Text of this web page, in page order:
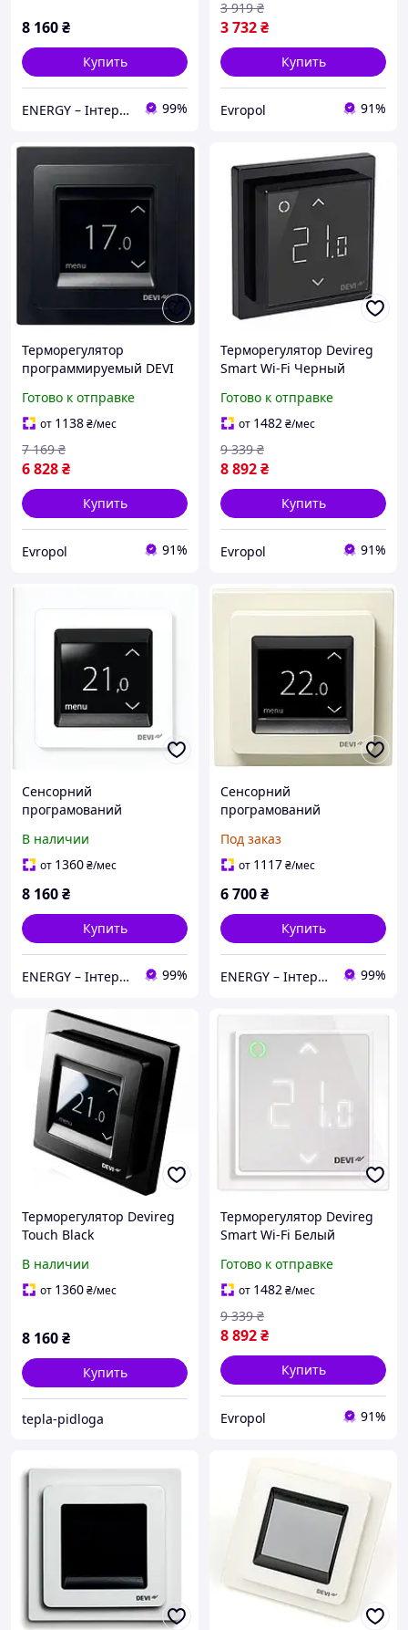
8 160₴
Купить
ENERGY – Інтернет-магазин електротоварів 99%
3 732₴
3 919 ₴
Купить
Evropol 91%
Терморегулятор
программируемый DEVI
Готово к отправке
от 1138₴/мес
6 828₴
7 169 ₴
Купить
Evropol 91%
Терморегулятор Devireg
Smart Wi-Fi Черный
Готово к отправке
от 1482₴/мес
8 892₴
9 339 ₴
Купить
Evropol 91%
Сенсорний
програмований
Touch White
В наличии
от 1360₴/мес
8 160₴
Купить
ENERGY – Інтернет-магазин електротоварів 99%
Сенсорний
програмований
Touch Ivory
Под заказ
от 1117₴/мес
6 700₴
Купить
ENERGY – Інтернет-магазин електротоварів 99%
Терморегулятор Devireg
Touch Black
В наличии
от 1360₴/мес
8 160₴
Купить
tepla-pidloga
Терморегулятор Devireg
Smart Wi-Fi Белый
Готово к отправке
от 1482₴/мес
8 892₴
9 339 ₴
Купить
Evropol 91%